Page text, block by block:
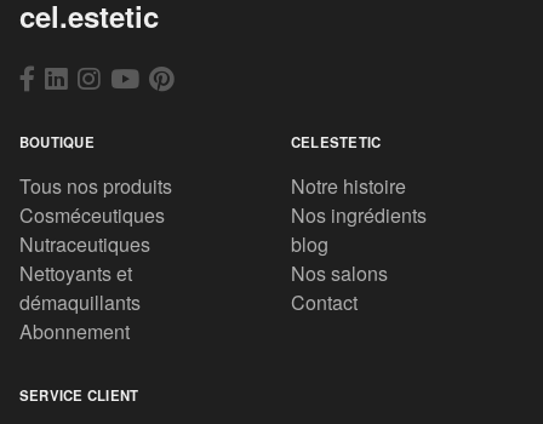
cel.estetic
BOUTIQUE
Tous nos produits
Cosméceutiques
Nutraceutiques
Nettoyants et
démaquillants
Abonnement
CELESTETIC
Notre histoire
Nos ingrédients
blog
Nos salons
Contact
SERVICE CLIENT